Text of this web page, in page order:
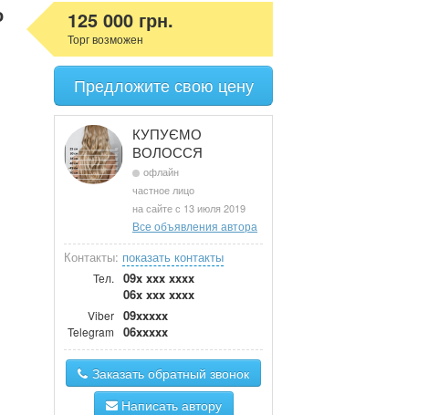
125 000 грн.
Торг возможен
Предложите свою цену
КУПУЄМО
ВОЛОССЯ
офлайн
частное лицо
на сайте с 13 июля 2019
Все объявления автора
Контакты: показать контакты
Тел.
09x xxx xxxx
06x xxx xxxx
Viber 09xxxxx
Telegram 06xxxxx
Заказать обратный звонок
Написать автору